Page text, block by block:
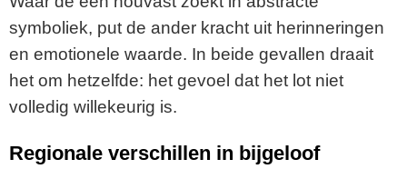
symboliek, put de ander kracht uit herinneringen
en emotionele waarde. In beide gevallen draait
het om hetzelfde: het gevoel dat het lot niet
volledig willekeurig is.
Regionale verschillen in bijgeloof